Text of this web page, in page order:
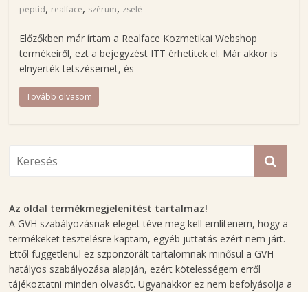
peptid, realface, szérum, zselé
Előzőkben már írtam a Realface Kozmetikai Webshop
termékeiről, ezt a bejegyzést ITT érhetitek el. Már akkor is
elnyerték tetszésemet, és
Tovább olvasom
Az oldal termékmegjelenítést tartalmaz!
A GVH szabályozásnak eleget téve meg kell említenem, hogy a
termékeket tesztelésre kaptam, egyéb juttatás ezért nem járt.
Ettől függetlenül ez szponzorált tartalomnak minősül a GVH
hatályos szabályozása alapján, ezért kötelességem erről
tájékoztatni minden olvasót. Ugyanakkor ez nem befolyásolja a